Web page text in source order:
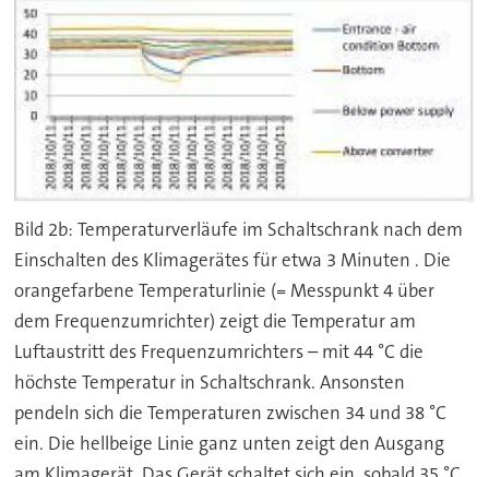
Bild 2b: Temperaturverläufe im Schaltschrank nach dem
Einschalten des Klimagerätes für etwa 3 Minuten . Die
orangefarbene Temperaturlinie (= Messpunkt 4 über
dem Frequenzumrichter) zeigt die Temperatur am
Luftaustritt des Frequenzumrichters – mit 44 °C die
höchste Temperatur in Schaltschrank. Ansonsten
pendeln sich die Temperaturen zwischen 34 und 38 °C
ein. Die hellbeige Linie ganz unten zeigt den Ausgang